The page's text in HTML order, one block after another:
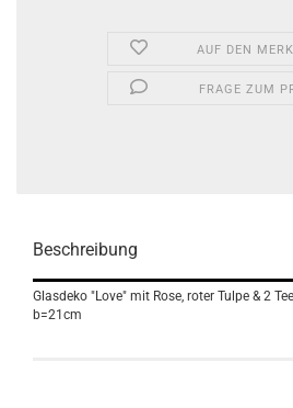
AUF DEN
FRAGE ZUM
Beschreibung
Glasdeko "Love" mit Rose, roter Tulpe & 2
b=21cm